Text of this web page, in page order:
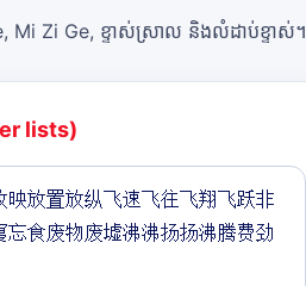
Mi Zi Ge, ខ្ទាស់ស្រាល និងលំដាប់ខ្ទាស់។
lists)